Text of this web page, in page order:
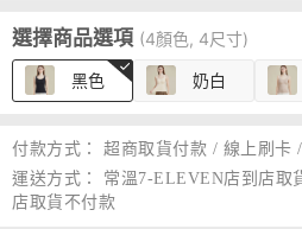
選擇商品選項 (4顏色, 4尺寸)
黑色 奶白
付款方式：
超商取貨付款 / 線上刷卡
運送方式：
常溫7-ELEVEN店到店取
店取貨不付款